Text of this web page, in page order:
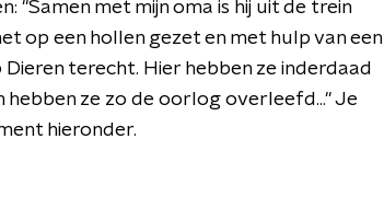
"Samen met mijn oma is hij uit de trein
op een hollen gezet en met hulp van een
terecht. Hier hebben ze inderdaad
ze zo de oorlog overleefd..." Je
hieronder.